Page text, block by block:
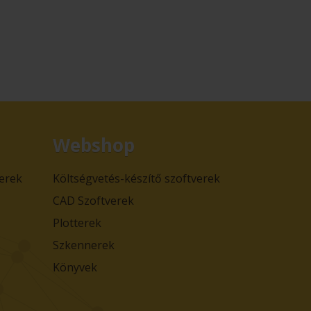
Webshop
Költségvetés-készítő szoftverek
CAD Szoftverek
Plotterek
Szkennerek
Könyvek